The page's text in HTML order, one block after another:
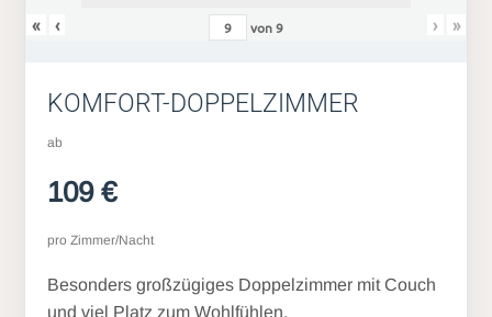
« ‹ von9 › »
KOMFORT-DOPPELZIMMER
ab
109 €
pro Zimmer/Nacht
Besonders großzügiges Doppelzimmer mit Couch
und viel Platz zum Wohlfühlen.